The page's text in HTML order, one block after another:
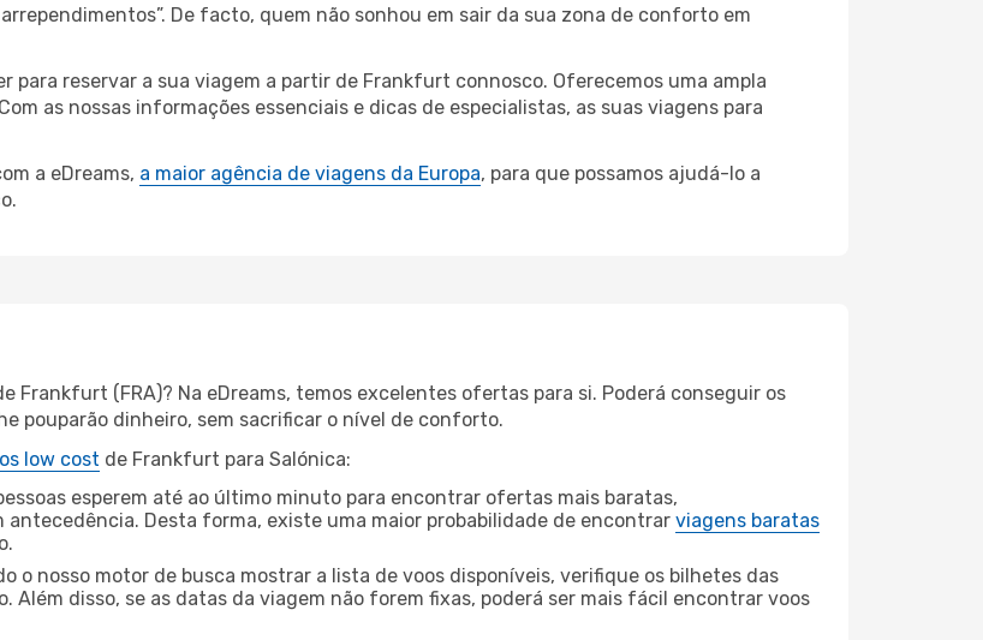
De facto, quem não sonhou em sair da sua zona de conforto em
para reservar a sua viagem a partir de Frankfurt connosco. Oferecemos uma ampla
as nossas informações essenciais e dicas de especialistas, as suas viagens para
a eDreams, a maior agência de viagens da Europa, para que possamos ajudá-lo a
Frankfurt (FRA)? Na eDreams, temos excelentes ofertas para si. Poderá conseguir os
pouparão dinheiro, sem sacrificar o nível de conforto.
low cost de Frankfurt para Salónica:
esperem até ao último minuto para encontrar ofertas mais baratas,
antecedência. Desta forma, existe uma maior probabilidade de encontrar viagens baratas
o nosso motor de busca mostrar a lista de voos disponíveis, verifique os bilhetes das
Além disso, se as datas da viagem não forem fixas, poderá ser mais fácil encontrar voos